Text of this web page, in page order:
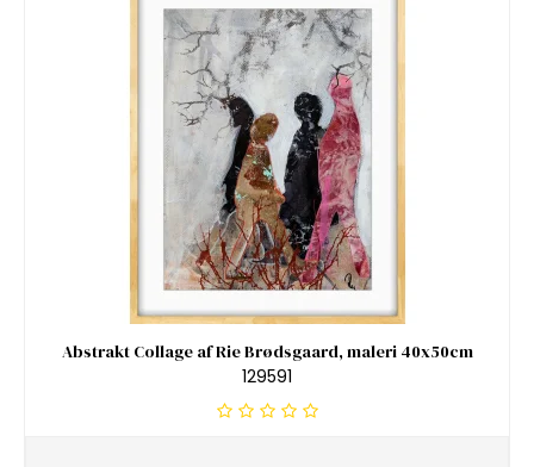
Abstrakt Collage af Rie Brødsgaard, maleri 40x50cm
129591